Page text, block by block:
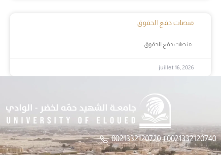
منصات دفع الحقوق
juillet 16, 2026
0021332120720 || 0021332120740